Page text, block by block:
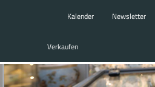
Kalender Newsletter
Verkaufen